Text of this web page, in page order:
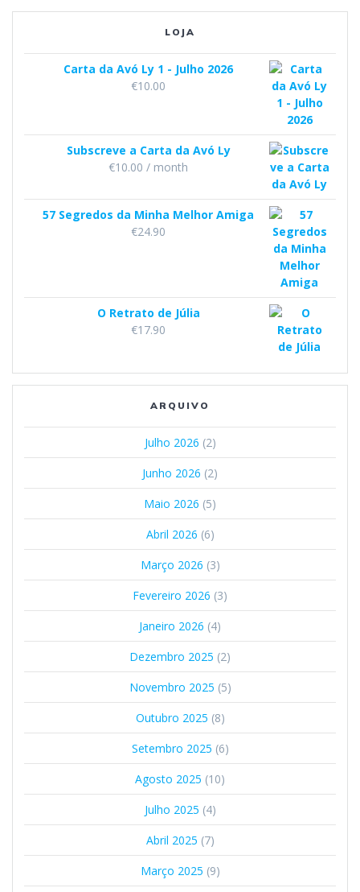
m
LOJA
Carta da Avó Ly 1 - Julho 2026
€10.00
Subscreve a Carta da Avó Ly
€10.00 / month
57 Segredos da Minha Melhor Amiga
€24.90
O Retrato de Júlia
€17.90
ARQUIVO
Julho 2026 (2)
Junho 2026 (2)
Maio 2026 (5)
Abril 2026 (6)
Março 2026 (3)
Fevereiro 2026 (3)
Janeiro 2026 (4)
Dezembro 2025 (2)
Novembro 2025 (5)
Outubro 2025 (8)
Setembro 2025 (6)
Agosto 2025 (10)
Julho 2025 (4)
Abril 2025 (7)
Março 2025 (9)